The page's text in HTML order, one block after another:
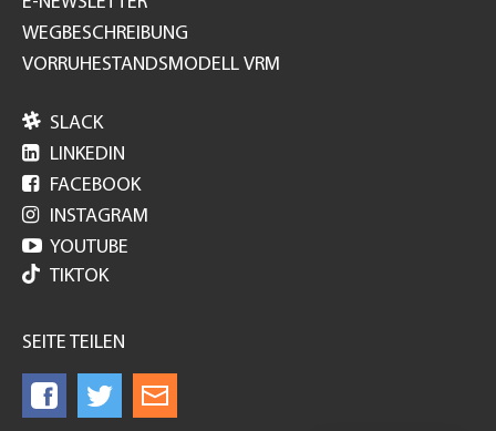
WEGBESCHREIBUNG
VORRUHESTANDSMODELL VRM
 SLACK
 LINKEDIN
 FACEBOOK
 INSTAGRAM
 YOUTUBE
TIKTOK
SEITE TEILEN